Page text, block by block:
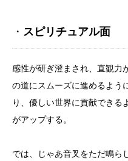
・ スピリチュアル面
感性が研ぎ澄まされ、直観力
の道にスムーズに進めるよう
り、優しい世界に貢献できる
がアップする。
では、じゃあ音叉をただ鳴ら